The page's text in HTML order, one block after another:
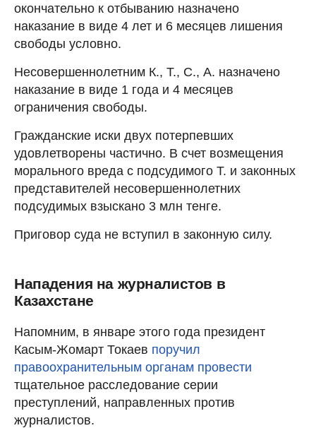
окончательно к отбыванию назначено
наказание в виде 4 лет и 6 месяцев лишения
свободы условно.
Несовершеннолетним К., Т., С., А. назначено
наказание в виде 1 года и 4 месяцев
ограничения свободы.
Гражданские иски двух потерпевших
удовлетворены частично. В счет возмещения
морального вреда с подсудимого Т. и законных
представителей несовершеннолетних
подсудимых взыскано 3 млн тенге.
Приговор суда не вступил в законную силу.
Нападения на журналистов в
Казахстане
Напомним, в январе этого года президент
Касым-Жомарт Токаев поручил
правоохранительным органам провести
тщательное расследование серии
преступлений, направленных против
журналистов.